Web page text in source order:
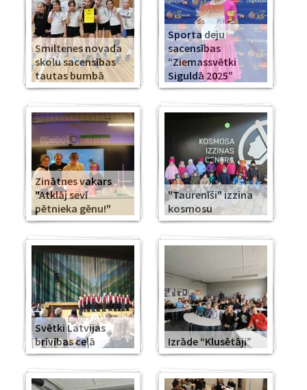
Smiltenes novada
skolu sacensības
tautas bumbā
Sporta deju
sacensības
“Ziemassvētki
Siguldā 2025”
Zinātnes vakars
"Atklāj sevī
pētnieka gēnu!"
"Taurenīši" izzina
kosmosu
Svētki Latvijas
brīvības ceļā
Izrāde “Klusētāji”